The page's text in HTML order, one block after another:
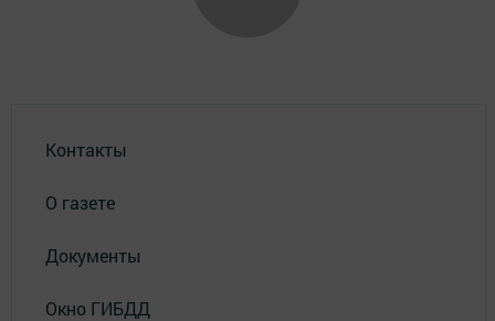
Контакты
О газете
Документы
Окно ГИБДД